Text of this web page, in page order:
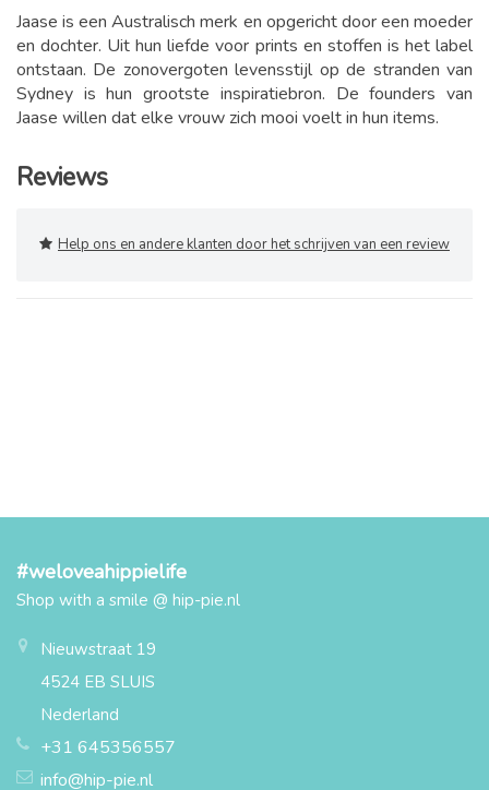
Jaase is een Australisch merk en opgericht door een moeder
en dochter. Uit hun liefde voor prints en stoffen is het label
ontstaan. De zonovergoten levensstijl op de stranden van
Sydney is hun grootste inspiratiebron. De founders van
Jaase willen dat elke vrouw zich mooi voelt in hun items.
Reviews
Help ons en andere klanten door het schrijven van een review
#weloveahippielife
Shop with a smile @ hip-pie.nl
Nieuwstraat 19
4524 EB SLUIS
Nederland
+31 645356557
info@hip-pie.nl